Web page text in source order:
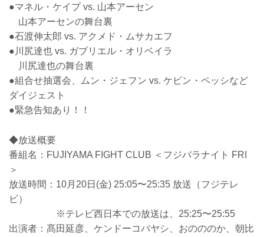
●マネル・ケイプ vs. 山本アーセン
山本アーセンの舞台裏
●石渡伸太郎 vs. アクメド・ムサカエフ
●川尻達也 vs. ガブリエル・オリベイラ
川尻達也の舞台裏
●組合せ抽選会、ムン・ジェフン vs. ケビン・ペッシなど
ダイジェスト
●緊急告知あり！！
◆放送概要
番組名：FUJIYAMA FIGHT CLUB ＜フジバラナイト FRI
＞
放送時間：10月20日(金) 25:05〜25:35 放送（フジテレ
ビ）
※テレビ西日本での放送は、25:25〜25:55
出演者：髙田延彦、ケンドーコバヤシ、おのののか、朝比